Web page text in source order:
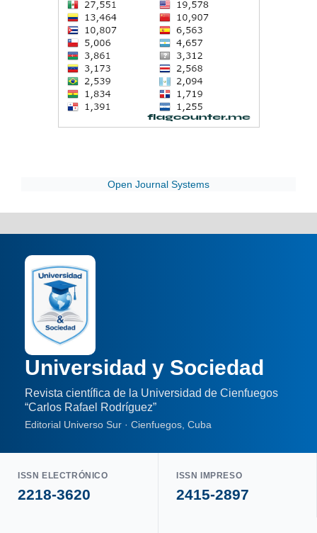
Open Journal Systems
Universidad y Sociedad
Revista científica de la Universidad de Cienfuegos
“Carlos Rafael Rodríguez”
Editorial Universo Sur · Cienfuegos, Cuba
ISSN ELECTRÓNICO
2218-3620
ISSN IMPRESO
2415-2897